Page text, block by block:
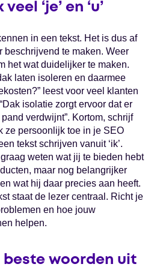
‘je’ en ‘u’
in een tekst. Het is dus af
beschrijvend te maken. Weer
het wat duidelijker te maken.
laten isoleren en daarmee
leest voor veel klanten
isolatie zorgt ervoor dat er
verdwijnt”. Kortom, schrijf
ze persoonlijk toe in je SEO
tekst schrijven vanuit ‘ik’.
weten wat jij te bieden hebt
maar nog belangrijker
wat hij daar precies aan heeft.
staat de lezer centraal. Richt je
en hoe jouw
helpen.
beste woorden uit